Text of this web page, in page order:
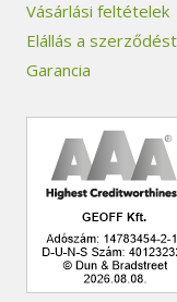
Vásárlási feltételek
Elállás a
Garancia